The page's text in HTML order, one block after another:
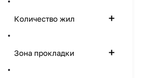
Количество жил
Зона прокладки